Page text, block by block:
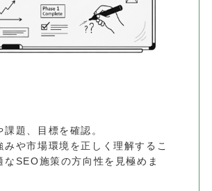
課題、目標を確認。
みや市場環境を正しく理解するこ
なSEO施策の方向性を見極めま